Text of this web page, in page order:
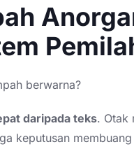
berwarna?
daripada teks. Otak
keputusan